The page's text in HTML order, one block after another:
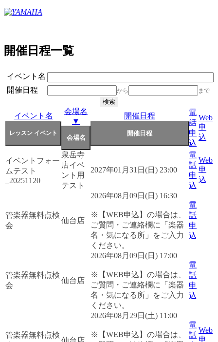
開催日程一覧
イベント名
開催日程
から まで
イベント名
会場名
▼
開催日程
電
話
申
込
Web
申
込
イベントフォー
ムテスト
_20251120
泉岳寺
店イベ
ント用
テスト
2027年01月31日(日) 23:00
電
話
申
込
Web
申
込
管楽器無料点検
会
仙台店
2026年08月09日(日) 16:30
※【WEB申込】の場合は、
ご質問・ご連絡欄に「楽器
名・気になる所」をご入力
ください。
電
話
申
込
管楽器無料点検
会
仙台店
2026年08月09日(日) 17:00
※【WEB申込】の場合は、
ご質問・ご連絡欄に「楽器
名・気になる所」をご入力
ください。
電
話
申
込
管楽器無料点検
仙台店
2026年08月29日(土) 11:00
※【WEB申込】の場合は、
電
話
Web
申